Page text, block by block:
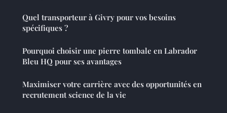
Quel transporteur à Givry pour vos besoins
spécifiques ?
Pourquoi choisir une pierre tombale en Labrador
Bleu HQ pour ses avantages
Maximiser votre carrière avec des opportunités en
recrutement science de la vie